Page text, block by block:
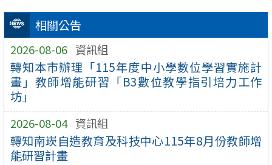
相關公告
2026-08-06 資訊組
轉知本市辦理「115年度中小學數位學習實施計
畫」教師增能研習「B3數位教學指引培力工作
坊」
2026-08-04 資訊組
轉知南崁自造教育及科技中心115年8月份教師增
能研習計畫